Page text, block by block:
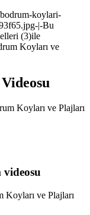
koylari-
|-Bu
(3)ile
Koyları ve
Koyları ve Plajları
videosu
ve Plajları